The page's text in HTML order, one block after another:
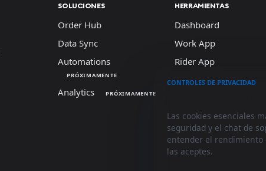
SOLUCIONES
Order Hub
Data Sync
Automations
PRÓXIMAMENTE
Analytics PRÓXIMAMENTE
HERRAMIENTAS
Dashboard
Work App
Rider App
CONTROLES DE PRIVACIDAD
Las cookies esenciales
seguridad y el chat de
entender el rendimiento
las aceptes.